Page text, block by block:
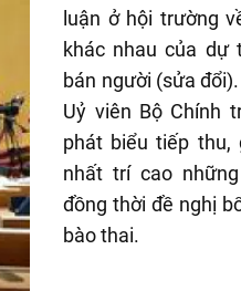
luận ở hội trường
khác nhau của dự
bán người (sửa
Uỷ viên Bộ Chính
phát biểu tiếp thu,
nhất trí cao
đồng thời đề nghị
bào thai.